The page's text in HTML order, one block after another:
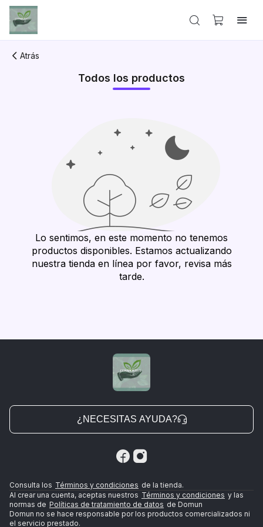
Atrás
Todos los productos
Lo sentimos, en este momento no tenemos
productos disponibles. Estamos actualizando
nuestra tienda en línea por favor, revisa más
tarde.
¿NECESITAS AYUDA?
Consulta los Términos y condiciones de la tienda.
Al crear una cuenta, aceptas nuestros Términos y condiciones y las
normas de Políticas de tratamiento de datos de Domun
Domun no se hace responsable por los productos comercializados ni
el servicio prestado.